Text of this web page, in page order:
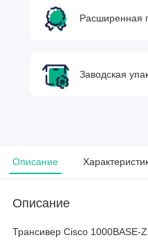
Расширенная
Заводская
Описание
Описание
Трансивер Cisco 1000BASE-